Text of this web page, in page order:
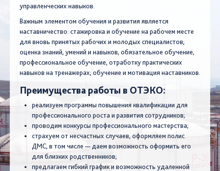
управленческих навыков.
Важным элементом обучения и развития является
наставничество: стажировка и обучение на рабочем месте
для вновь принятых рабочих и молодых специалистов;
оценка знаний, умений и навыков, обязательное обучение,
профессиональное обучение, отработку практических
навыков на тренажерах; обучение и мотивация наставников.
Преимущества работы в ОТЭКО:
реализуем программы повышения квалификации для
профессионального роста и развития сотрудников;
проводим конкурсы профессионального мастерства;
страхуем от несчастных случаев, оформляем полис
ДМС, в том числе — даем возможность оформить его
для близких родственников;
предлагаем гибкий график и возможность удаленной